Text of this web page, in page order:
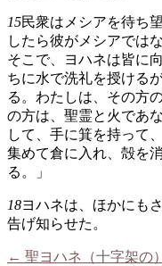
15民衆はメシアを待ち
したら彼がメシアでは
そこで、ヨハネは皆に
ちに水で洗礼を授ける
る。わたしは、その方
の方は、聖霊と火であ
して、手に箕を持って
集めて倉に入れ、殻を
る。」
18ヨハネは、ほかにも
告げ知らせた。
← 聖ヨハネ（十字架の